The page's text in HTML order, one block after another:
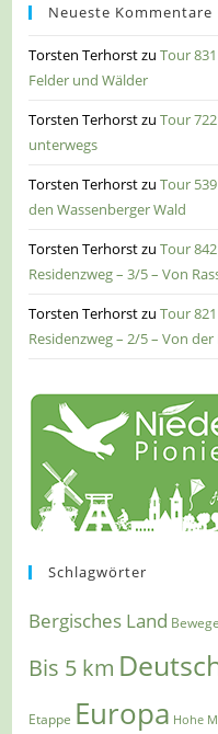
Neueste Kommentare
Torsten TerhorstzuTour
Felder und Wälder
Torsten TerhorstzuTour
unterwegs
Torsten TerhorstzuTour
den Wassenberger Wald
Torsten TerhorstzuTour
Residenzweg – 3/5 – Von
Torsten TerhorstzuTour
Residenzweg – 2/5 – Von
Schlagwörter
Bergisches Land
Bis 5 km
Etappe Europa Hohe